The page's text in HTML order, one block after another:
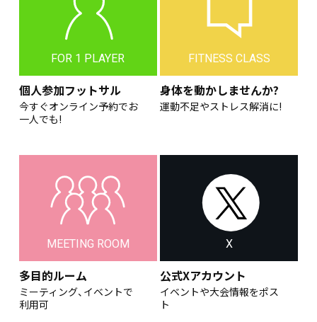
FOR 1 PLAYER
個人参加フットサル
今すぐオンライン予約でお
一人でも!
FITNESS CLASS
身体を動かしませんか?
運動不足やストレス解消に!
MEETING ROOM
多目的ルーム
ミーティング、イベントで
利用可
X
公式Xアカウント
イベントや大会情報をポス
ト